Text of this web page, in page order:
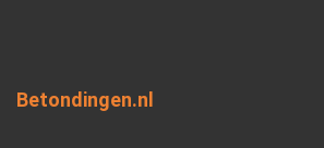
Betondingen.nl